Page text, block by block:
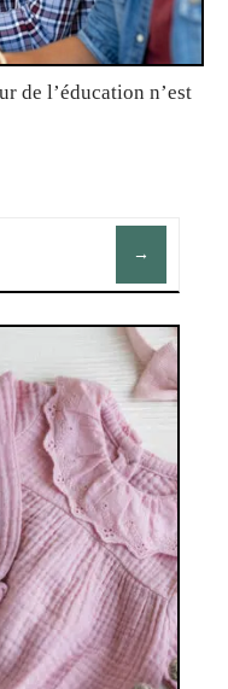
de l’éducation n’est